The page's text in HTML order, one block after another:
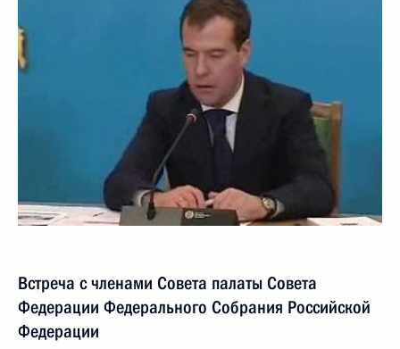
Встреча с членами Совета палаты Совета
Федерации Федерального Собрания Российской
Федерации